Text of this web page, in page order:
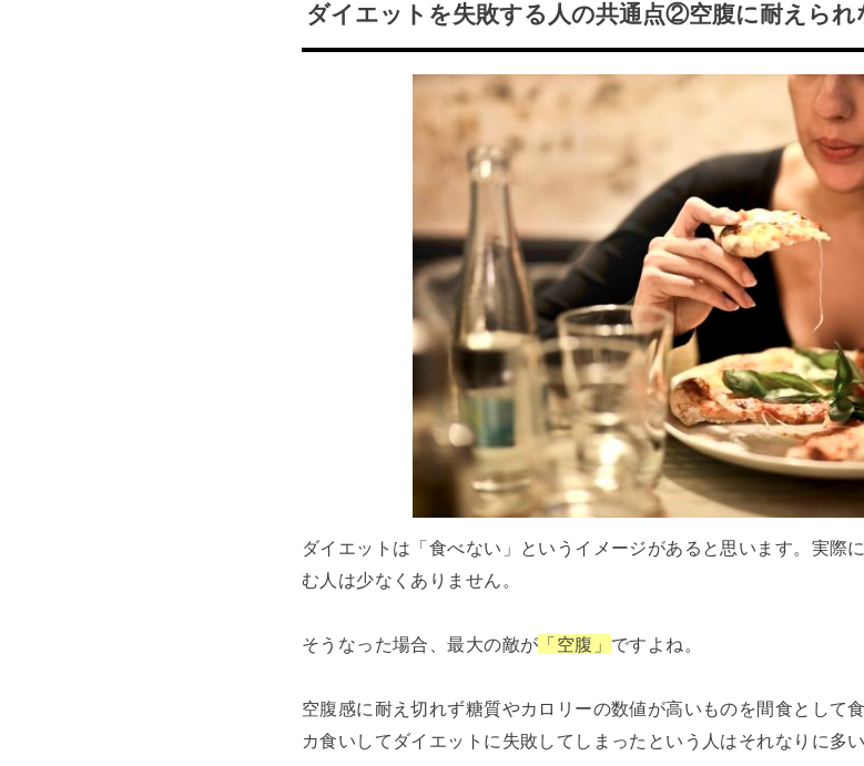
ダイエットを失敗する人の共通点②空腹に耐えられ
ダイエットは「食べない」というイメージがあると思います。実際
む人は少なくありません。
そうなった場合、最大の敵が 「空腹」 ですよね。
空腹感に耐え切れず糖質やカロリーの数値が高いものを間食として
カ食いしてダイエットに失敗してしまったという人はそれなりに多い